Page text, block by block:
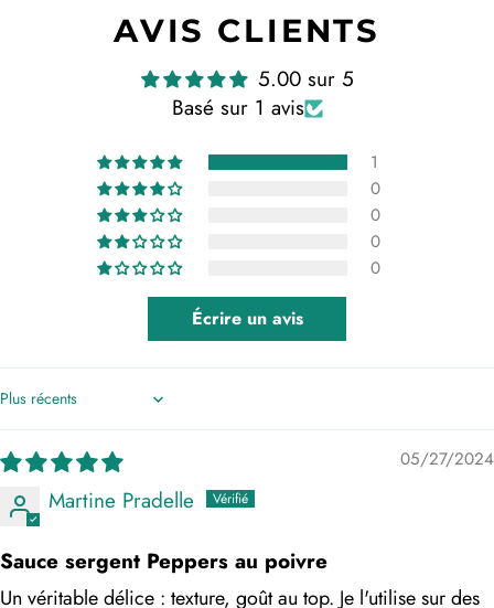
AVIS CLIENTS
5.00 sur 5
Basé sur 1 avis
1
0
0
0
0
Écrire un avis
Sort by
05/27/2024
Martine Pradelle
Sauce sergent Peppers au poivre
Un véritable délice : texture, goût au top. Je l'utilise sur des